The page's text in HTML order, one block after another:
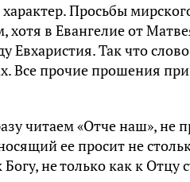
Просьбы
хотя в Евангелие от
Евхаристия. Так что слово
Все прочие прошения
читаем «Отче наш», не
ее просит не
не только как к Отцу